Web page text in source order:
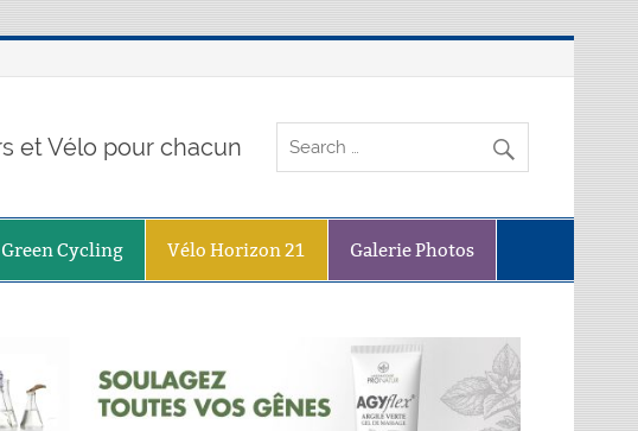
et Vélo pour chacun
Green Cycling Vélo Horizon 21 Galerie Photos